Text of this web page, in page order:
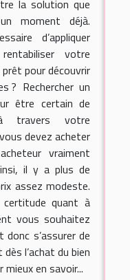
la solution que
moment déjà.
d’appliquer
votre
pour découvrir
? Rechercher un
être certain de
travers votre
devez acheter
vraiment
il y a plus de
assez modeste.
quant à
vous souhaitez
s’assurer de
l’achat du bien
en savoir...